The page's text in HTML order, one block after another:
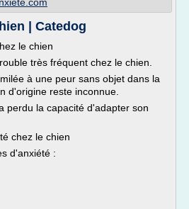
| Catedog
le chien
très fréquent chez le chien.
à une peur sans objet dans la
d'origine reste inconnue.
perdu la capacité d'adapter son
chez le chien
d'anxiété :